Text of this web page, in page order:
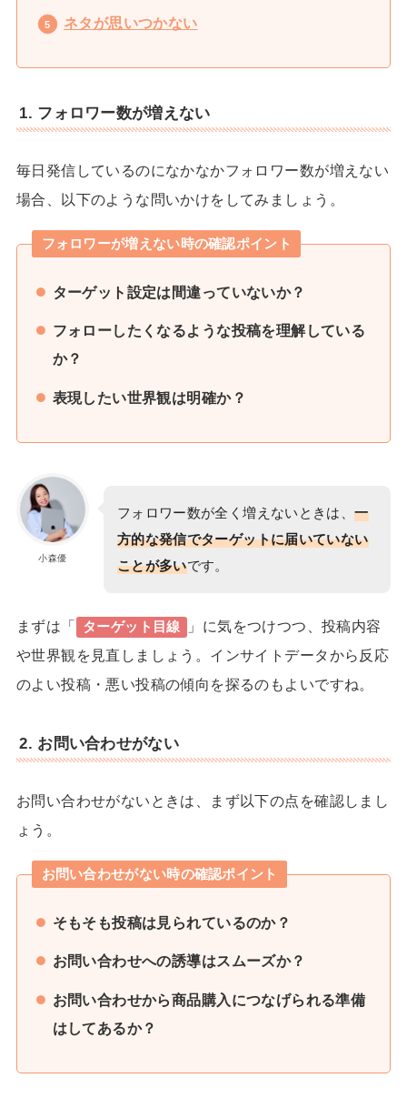
ネタが思いつかない
1. フォロワー数が増えない
毎日発信しているのになかなかフォロワー数が増えない
場合、以下のような問いかけをしてみましょう。
フォロワーが増えない時の確認ポイント
ターゲット設定は間違っていないか？
フォローしたくなるような投稿を理解している
か？
表現したい世界観は明確か？
小森優
フォロワー数が全く増えないときは、一
方的な発信でターゲットに届いていない
ことが多いです。
まずは「 ターゲット目線
」に気をつけつつ、投稿内容
や世界観を見直しましょう。インサイトデータから反応
のよい投稿・悪い投稿の傾向を探るのもよいですね。
2. お問い合わせがない
お問い合わせがないときは、まず以下の点を確認しまし
ょう。
お問い合わせがない時の確認ポイント
そもそも投稿は見られているのか？
お問い合わせへの誘導はスムーズか？
お問い合わせから商品購入につなげられる準備
はしてあるか？